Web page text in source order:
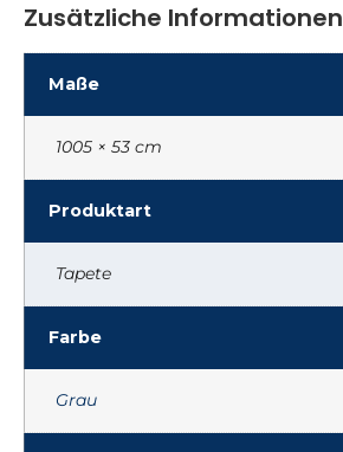
Zusätzliche Informationen
Maße
1005 × 53 cm
Produktart
Tapete
Farbe
Grau